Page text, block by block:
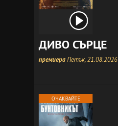
ДИВО СЪРЦЕ
премиераПетък, 21.08.2026
ОЧАКВАЙТЕ